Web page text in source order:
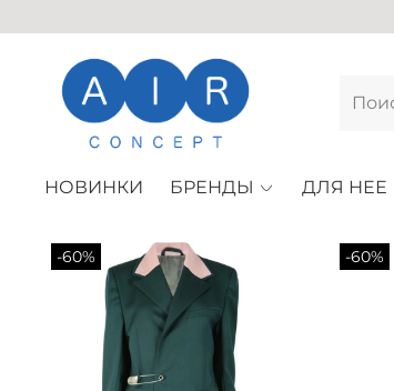
НОВИНКИ БРЕНДЫ ДЛЯ НЕЕ
-60% -60%